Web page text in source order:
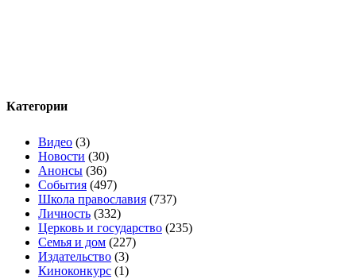
Категории
Видео (3)
Новости (30)
Анонсы (36)
События (497)
Школа православия (737)
Личность (332)
Церковь и государство (235)
Семья и дом (227)
Издательство (3)
Киноконкурс (1)